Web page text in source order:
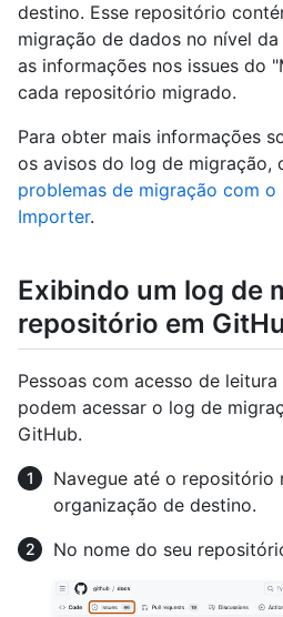
destino. Esse repositório
migração de dados no nível
as informações nos issues do
cada repositório migrado.
Para obter mais informações
os avisos do log de migração,
problemas de migração com o
Importer.
Exibindo um log de
repositório em
Pessoas com acesso de
podem acessar o log de
GitHub.
Navegue até o repositório
organização de destino.
No nome do seu